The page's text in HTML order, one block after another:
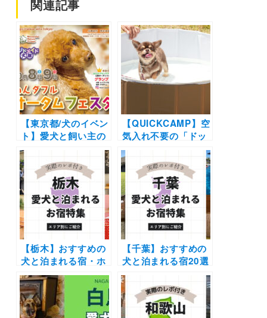
関連記事
【東京都/犬のイベン
ト】愛犬と飼い主の
ための秋の祭典「わ
んダフルオータムフ
ェスタ」モデルオー
ディションにスポー
ツイベント＆わんこ
と楽しめるワークシ
ョップも♪（わんダ
フルネイチャーヴィ
レッジ）10/8-10/9
【QUICKCAMP】空
気入れ不要の「ドッ
グプール」販売開
始！折り畳み式で持
ち運びも便利すぎる
夏のアイテム登場
【栃木】おすすめの
犬と泊まれる宿・ホ
テル・ヴィラ20選 |
人気の那須や日光へ
愛犬と旅しよう♪
【千葉】おすすめの
犬と泊まれる宿20選
（実際のおでかけレ
ポあり）露天風呂や
プライベートドッグ
ラン付きなどを厳選